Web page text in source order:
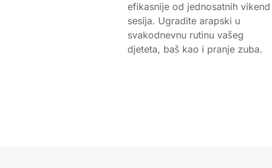
efikasnije od jednosatnih vikend
sesija. Ugradite arapski u
svakodnevnu rutinu vašeg
djeteta, baš kao i pranje zuba.